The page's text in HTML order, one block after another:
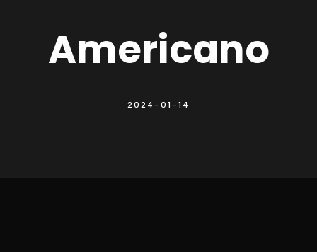
Americano
2024-01-14